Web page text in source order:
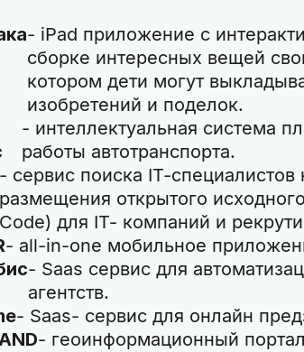
- iPad приложение с
сборке интересных вещей
котором дети могут
изобретений и поделок.
- интеллектуальная система
работы автотранспорта.
- сервис поиска IT-
размещения открытого
Code) для IT- компаний и
- all-in-one мобильное
- Saas сервис для
агентств.
- Saas- сервис для онлайн
- геоинформационный